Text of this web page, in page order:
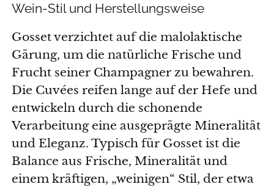
Wein-Stil und Herstellungsweise
Gosset verzichtet auf die malolaktische
Gärung, um die natürliche Frische und
Frucht seiner Champagner zu bewahren.
Die Cuvées reifen lange auf der Hefe und
entwickeln durch die schonende
Verarbeitung eine ausgeprägte Mineralität
und Eleganz. Typisch für Gosset ist die
Balance aus Frische, Mineralität und
einem kräftigen, „weinigen“ Stil, der etwa